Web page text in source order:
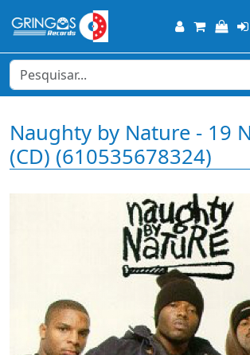
Naughty by Nature - 19
(CD) (610535678324)